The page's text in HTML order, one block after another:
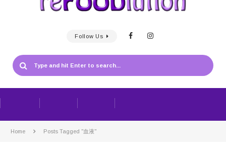
Follow Us
Home Posts Tagged "血液"